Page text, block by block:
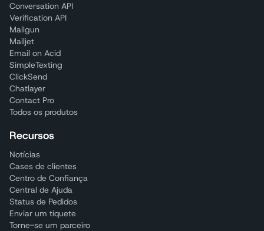
Conversation API
Verification API
Mailgun
Mailjet
Email on Acid
SimpleTexting
ClickSend
Chatlayer
Contact Pro
Todos os produtos
Recursos
Notícias
Cases de clientes
Centro de Confiança
Central de Ajuda
Status de Pedidos
Enviar um tíquete
Torne-se um parceiro